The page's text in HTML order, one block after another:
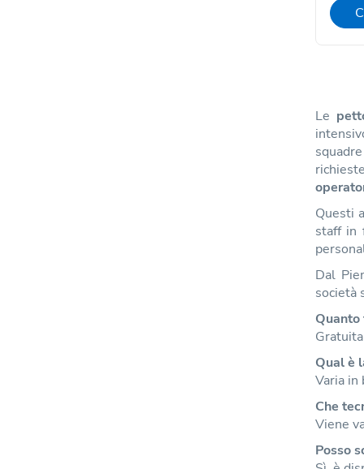
Le
Questi
staff in
Dal
società
Quanto
Qual è
Varia in
Che
Viene
Posso